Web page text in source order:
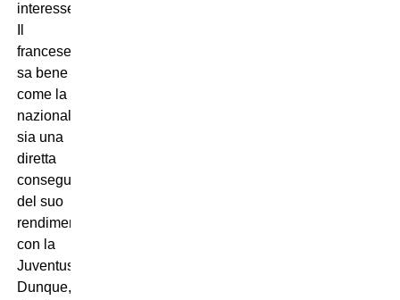
interesse.
francese
sa bene
come la
nazionale
sia una
diretta
conseguenza
del suo
rendimento
con la
Juventus.
Dunque,